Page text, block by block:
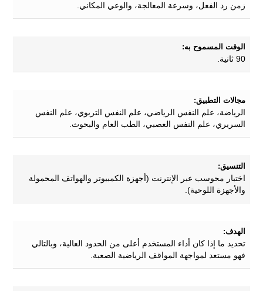
زمن رد الفعل، وسرعة المعالجة، والوعي المكاني.
الوقت المسموح به:
90 ثانية.
مجالات التطبيق:
الرياضة، علم النفس الرياضي، علم النفس التربوي، علم النفس
السريري، علم النفس العصبي، الطب العام والبحوث.
التنسيق:
اختبار محوسب عبر الإنترنت (أجهزة الكمبيوتر والهواتف المحمولة
والأجهزة اللوحية).
الهدف:
تحديد ما إذا كان أداء المستخدم أعلى من الحدود العالية، وبالتالي
فهو مستعد لمواجهة المواقف الرياضية الصعبة.